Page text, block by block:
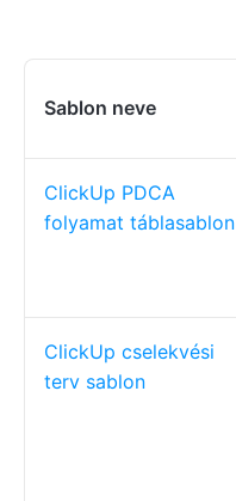
Sablon neve
ClickUp PDCA
folyamat táblasablon
ClickUp cselekvési
terv sablon